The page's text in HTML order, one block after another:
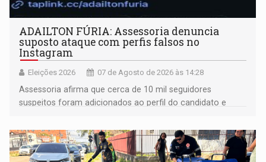
ADAILTON FÚRIA: Assessoria denuncia
suposto ataque com perfis falsos no
Instagram
Eleições 2026 07 de Agosto de 2026 às 14:28
Assessoria afirma que cerca de 10 mil seguidores
suspeitos foram adicionados ao perfil do candidato e
remover as contas